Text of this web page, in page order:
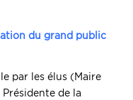
du grand public
par les élus (Maire
de la